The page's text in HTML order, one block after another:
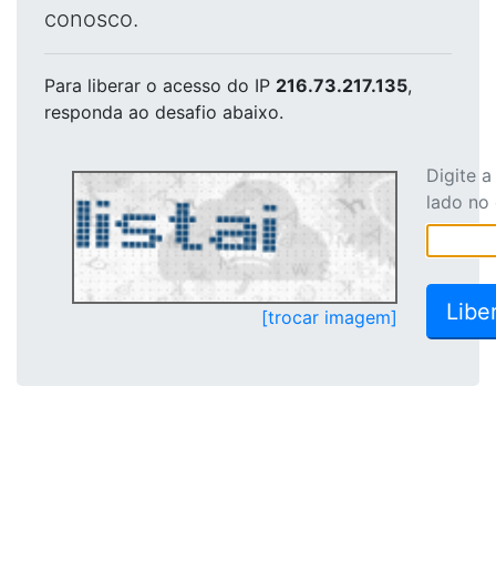
conosco.
Para liberar o acesso do IP 216.73.217.135,
responda ao desafio abaixo.
[trocar imagem]
Digite
lado no